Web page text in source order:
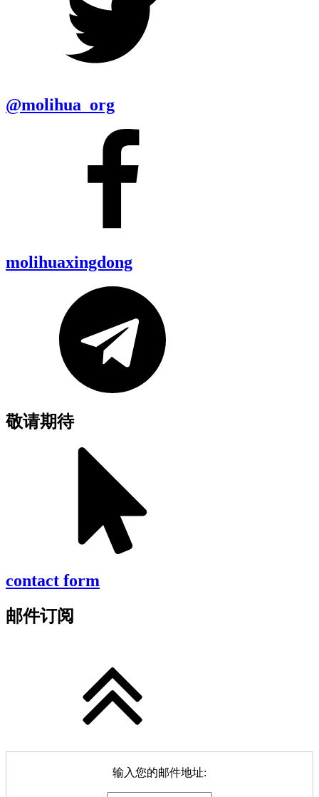
@molihua_org
molihuaxingdong
敬请期待
contact form
邮件订阅
输入您的邮件地址: